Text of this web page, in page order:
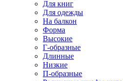
Для книг
Для одежды
На балкон
Форма
Высокие
Г-образные
Длинные
Низкие
П-образные